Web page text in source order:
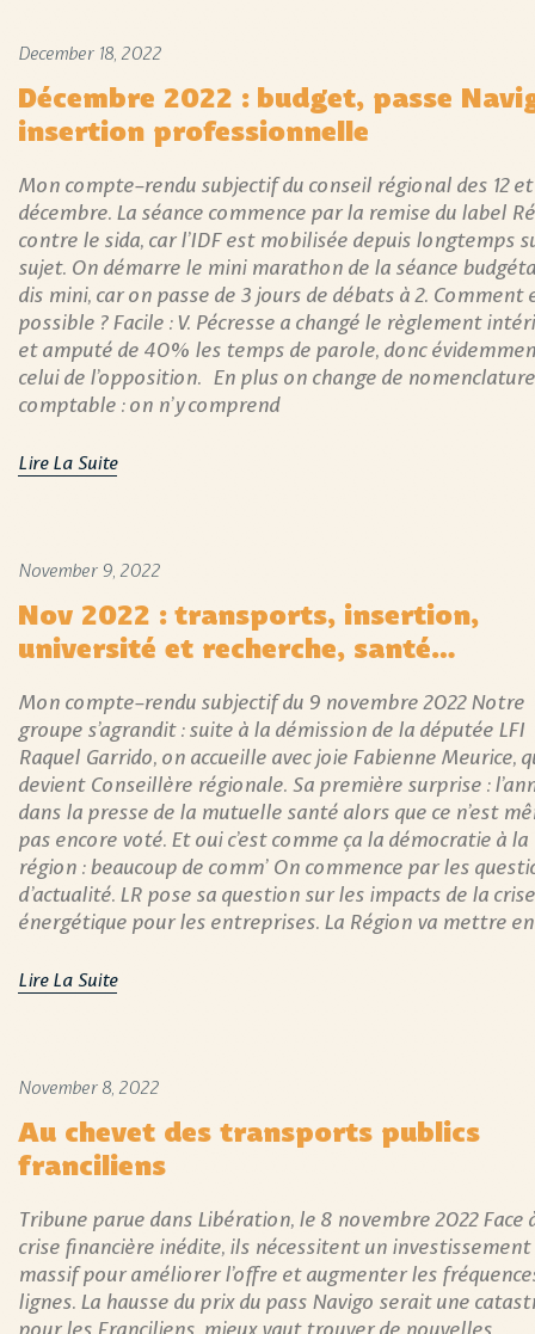
December 18, 2022
Décembre 2022 : budget, passe
insertion professionnelle
Mon compte-rendu subjectif du conseil régional des 12 et
décembre. La séance commence par la remise du label
contre le sida, car l’IDF est mobilisée depuis longtemps
sujet. On démarre le mini marathon de la séance
dis mini, car on passe de 3 jours de débats à 2. Comment
possible ? Facile : V. Pécresse a changé le règlement
et amputé de 40% les temps de parole, donc
celui de l’opposition. En plus on change de nomenclature
comptable : on n’y comprend
Lire La Suite
November 9, 2022
Nov 2022 : transports, insertion,
université et recherche, santé…
Mon compte-rendu subjectif du 9 novembre 2022 Notre
groupe s’agrandit : suite à la démission de la députée LFI
Raquel Garrido, on accueille avec joie Fabienne Meurice,
devient Conseillère régionale. Sa première surprise :
dans la presse de la mutuelle santé alors que ce n’est
pas encore voté. Et oui c’est comme ça la démocratie à la
région : beaucoup de comm’ On commence par les
d’actualité. LR pose sa question sur les impacts de la crise
énergétique pour les entreprises. La Région va mettre en
Lire La Suite
November 8, 2022
Au chevet des transports publics
franciliens
Tribune parue dans Libération, le 8 novembre 2022 Face
crise financière inédite, ils nécessitent un investissement
massif pour améliorer l’offre et augmenter les
lignes. La hausse du prix du pass Navigo serait une
pour les Franciliens, mieux vaut trouver de nouvelles